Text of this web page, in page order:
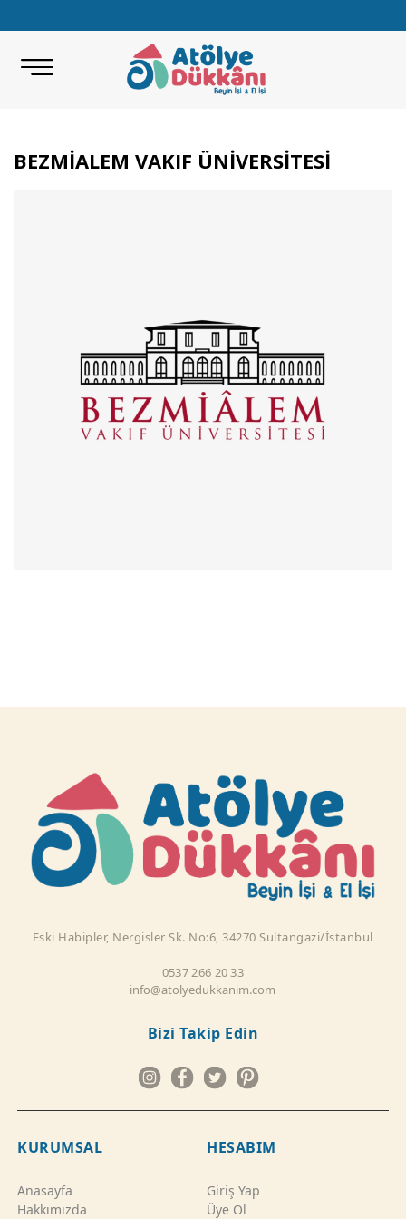
BEZMİALEM VAKIF ÜNİVERSİTESİ
Eski Habipler, Nergisler Sk. No:6, 34270 Sultangazi/İstanbul
0537 266 20 33
info@atolyedukkanim.com
Bizi Takip Edin
KURUMSAL
Anasayfa
Hakkımızda
HESABIM
Giriş Yap
Üye Ol